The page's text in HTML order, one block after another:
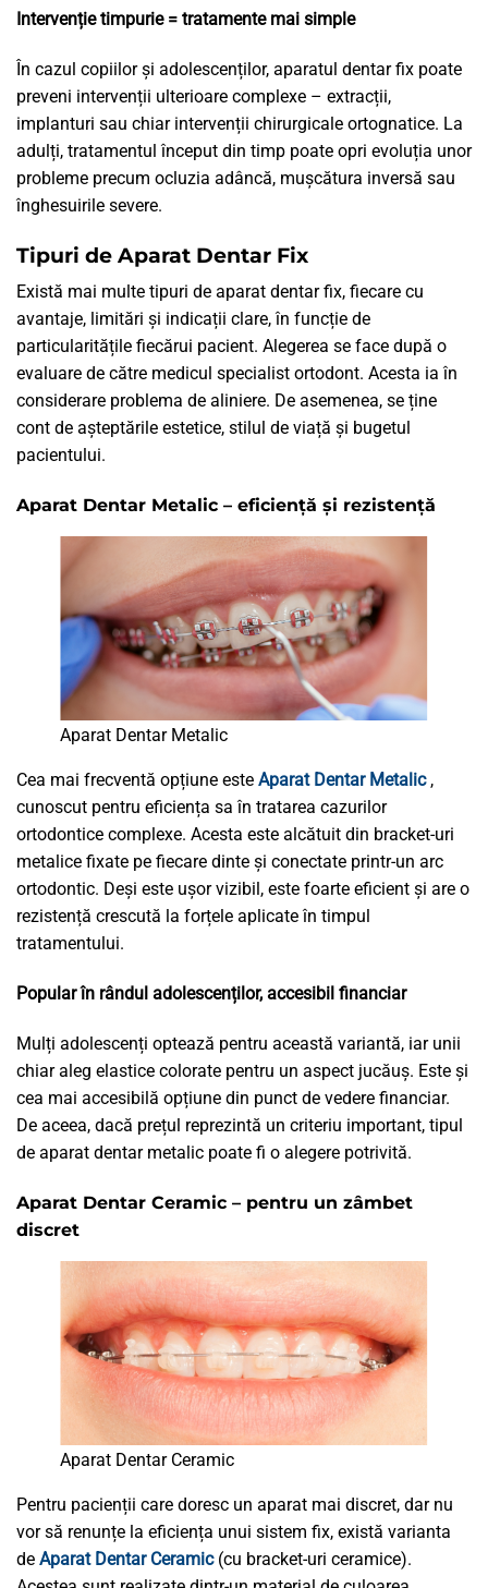
Intervenție timpurie = tratamente mai simple
În cazul copiilor și adolescenților, aparatul dentar fix poate
preveni intervenții ulterioare complexe – extracții,
implanturi sau chiar intervenții chirurgicale ortognatice. La
adulți, tratamentul început din timp poate opri evoluția unor
probleme precum ocluzia adâncă, mușcătura inversă sau
înghesuirile severe.
Tipuri de Aparat Dentar Fix
Există mai multe tipuri de aparat dentar fix, fiecare cu
avantaje, limitări și indicații clare, în funcție de
particularitățile fiecărui pacient. Alegerea se face după o
evaluare de către medicul specialist ortodont. Acesta ia în
considerare problema de aliniere. De asemenea, se ține
cont de așteptările estetice, stilul de viață și bugetul
pacientului.
Aparat Dentar Metalic – eficiență și rezistență
Aparat Dentar Metalic
Cea mai frecventă opțiune este Aparat Dentar Metalic ,
cunoscut pentru eficiența sa în tratarea cazurilor
ortodontice complexe. Acesta este alcătuit din bracket-uri
metalice fixate pe fiecare dinte și conectate printr-un arc
ortodontic. Deși este ușor vizibil, este foarte eficient și are o
rezistență crescută la forțele aplicate în timpul
tratamentului.
Popular în rândul adolescenților, accesibil financiar
Mulți adolescenți optează pentru această variantă, iar unii
chiar aleg elastice colorate pentru un aspect jucăuș. Este și
cea mai accesibilă opțiune din punct de vedere financiar.
De aceea, dacă prețul reprezintă un criteriu important, tipul
de aparat dentar metalic poate fi o alegere potrivită.
Aparat Dentar Ceramic – pentru un zâmbet
discret
Aparat Dentar Ceramic
Pentru pacienții care doresc un aparat mai discret, dar nu
vor să renunțe la eficiența unui sistem fix, există varianta
de Aparat Dentar Ceramic(cu bracket-uri ceramice).